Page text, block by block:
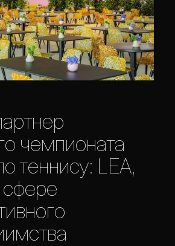
чемпионата
теннису: LEA,
сфере